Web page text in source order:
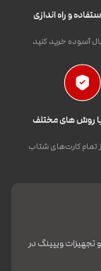
و راه اندازی
آسوده خرید کنید
روش های مختلف
تمام کارت‌های شتاب
تجهیزات ویپینگ در